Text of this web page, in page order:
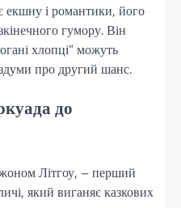
і романтики, його
гумору. Він
хлопці” можуть
про другий шанс.
до
Літгоу, – перший
який виганяє казкових